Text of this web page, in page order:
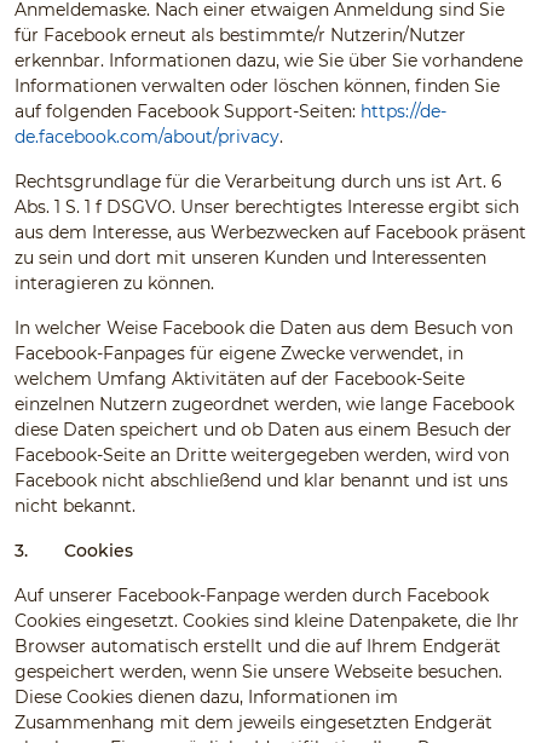
Anmeldemaske. Nach einer etwaigen Anmeldung sind Sie
für Facebook erneut als bestimmte/r Nutzerin/Nutzer
erkennbar. Informationen dazu, wie Sie über Sie vorhandene
Informationen verwalten oder löschen können, finden Sie
auf folgenden Facebook Support-Seiten: https://de-
de.facebook.com/about/privacy.
Rechtsgrundlage für die Verarbeitung durch uns ist Art. 6
Abs. 1 S. 1 f DSGVO. Unser berechtigtes Interesse ergibt sich
aus dem Interesse, aus Werbezwecken auf Facebook präsent
zu sein und dort mit unseren Kunden und Interessenten
interagieren zu können.
In welcher Weise Facebook die Daten aus dem Besuch von
Facebook-Fanpages für eigene Zwecke verwendet, in
welchem Umfang Aktivitäten auf der Facebook-Seite
einzelnen Nutzern zugeordnet werden, wie lange Facebook
diese Daten speichert und ob Daten aus einem Besuch der
Facebook-Seite an Dritte weitergegeben werden, wird von
Facebook nicht abschließend und klar benannt und ist uns
nicht bekannt.
3. Cookies
Auf unserer Facebook-Fanpage werden durch Facebook
Cookies eingesetzt. Cookies sind kleine Datenpakete, die Ihr
Browser automatisch erstellt und die auf Ihrem Endgerät
gespeichert werden, wenn Sie unsere Webseite besuchen.
Diese Cookies dienen dazu, Informationen im
Zusammenhang mit dem jeweils eingesetzten Endgerät